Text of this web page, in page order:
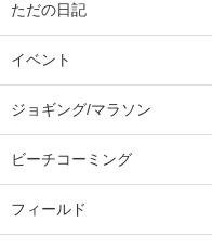
ただの日記
イベント
ジョギング/マラソン
ビーチコーミング
フィールド